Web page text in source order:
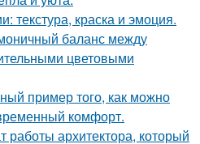
текстура, краска и эмоция.
баланс между
цветовыми
пример того, как можно
комфорт.
работы архитектора, который